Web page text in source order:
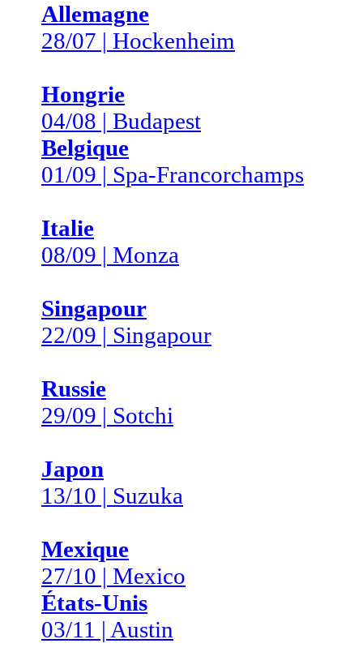
Allemagne
28/07 | Hockenheim
Hongrie
04/08 | Budapest
Belgique
01/09 | Spa-Francorchamps
Italie
08/09 | Monza
Singapour
22/09 | Singapour
Russie
29/09 | Sotchi
Japon
13/10 | Suzuka
Mexique
27/10 | Mexico
États-Unis
03/11 | Austin